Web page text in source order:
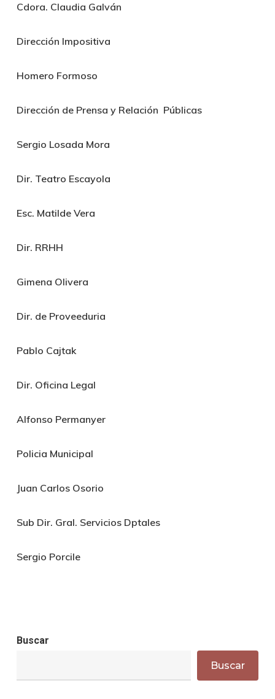
Cdora. Claudia Galván
Dirección Impositiva
Homero Formoso
Dirección de Prensa y Relación Públicas
Sergio Losada Mora
Dir. Teatro Escayola
Esc. Matilde Vera
Dir. RRHH
Gimena Olivera
Dir. de Proveeduria
Pablo Cajtak
Dir. Oficina Legal
Alfonso Permanyer
Policia Municipal
Juan Carlos Osorio
Sub Dir. Gral. Servicios Dptales
Sergio Porcile
Buscar
Buscar